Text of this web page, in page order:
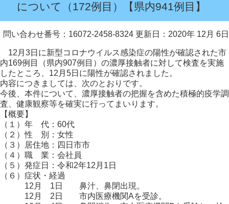
について（172例目）【県内941例目】
問い合わせ番号：16072-2458-8324 更新日：2020年 12月 6日
12月3日に新型コロナウイルス感染症の陽性が確認された市
内169例目（県内907例目）の濃厚接触者に対して検査を実施
したところ、12月5日に陽性が確認されました。
内容につきましては、次のとおりです。
今後、本件について、濃厚接触者の把握を含めた積極的疫学調
査、健康観察等を確実に行ってまいります。
【概要】
（１）年 代：60代
（２）性 別：女性
（３）居住地：四日市市
（４）職 業：会社員
（５）発症日：令和2年12月1日
（６）症状・経過
12月 1日 鼻汁、鼻閉出現。
12月 2日 市内医療機関Aを受診。